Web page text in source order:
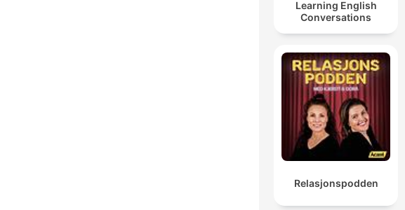
Learning English
Conversations
Relasjonspodden